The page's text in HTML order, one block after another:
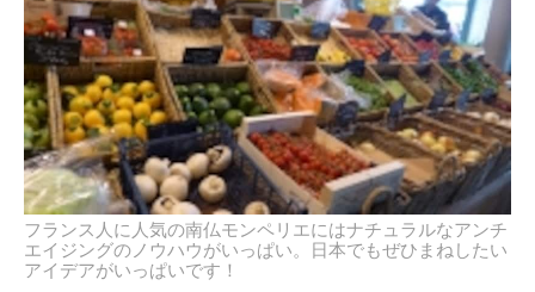
フランス人に人気の南仏モンペリエにはナチュラルなアンチ
エイジングのノウハウがいっぱい。日本でもぜひまねしたい
アイデアがいっぱいです！